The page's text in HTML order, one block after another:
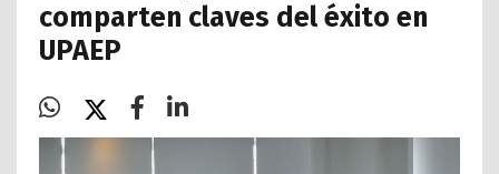
comparten claves del éxito en
UPAEP